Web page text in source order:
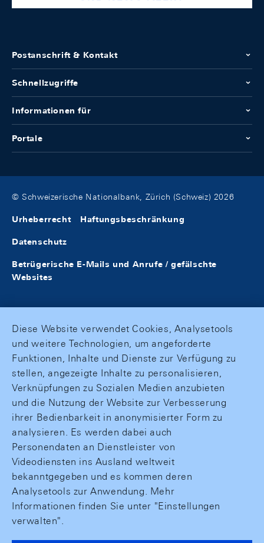
Postanschrift & Kontakt
Schnellzugriffe
Informationen für
Portale
© Schweizerische Nationalbank, Zürich (Schweiz) 2026
Urheberrecht Haftungsbeschränkung
Datenschutz
Betrügerische E-Mails und Anrufe / gefälschte
Websites
Diese Website verwendet Cookies, Analysetools
und weitere Technologien, um angeforderte
Funktionen, Inhalte und Dienste zur Verfügung zu
stellen, angezeigte Inhalte zu personalisieren,
Verknüpfungen zu Sozialen Medien anzubieten
und die Nutzung der Website zur Verbesserung
ihrer Bedienbarkeit in anonymisierter Form zu
analysieren. Es werden dabei auch
Personendaten an Dienstleister von
Videodiensten ins Ausland weltweit
bekanntgegeben und es kommen deren
Analysetools zur Anwendung. Mehr
Informationen finden Sie unter "Einstellungen
verwalten".